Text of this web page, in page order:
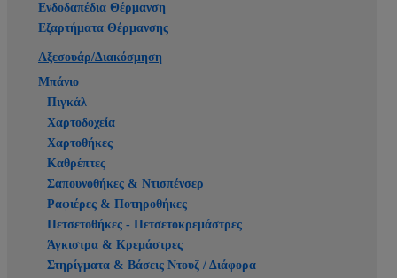
Ενδοδαπέδια Θέρμανση
Εξαρτήματα Θέρμανσης
Αξεσουάρ/Διακόσμηση
Μπάνιο
Πιγκάλ
Χαρτοδοχεία
Χαρτοθήκες
Καθρέπτες
Σαπουνοθήκες & Ντισπένσερ
Ραφιέρες & Ποτηροθήκες
Πετσετοθήκες - Πετσετοκρεμάστρες
Άγκιστρα & Κρεμάστρες
Στηρίγματα & Βάσεις Ντουζ / Διάφορα